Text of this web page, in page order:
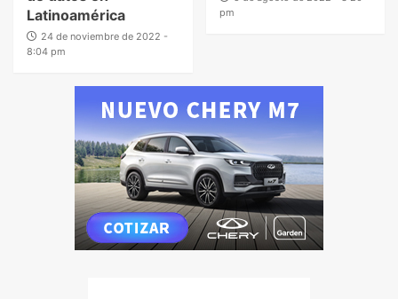
Latinoamérica
24 de noviembre de 2022 -
8:04 pm
pm